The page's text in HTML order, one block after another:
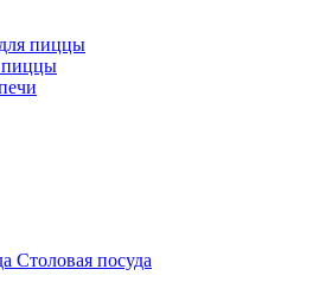
пиццы
Столовая посуда